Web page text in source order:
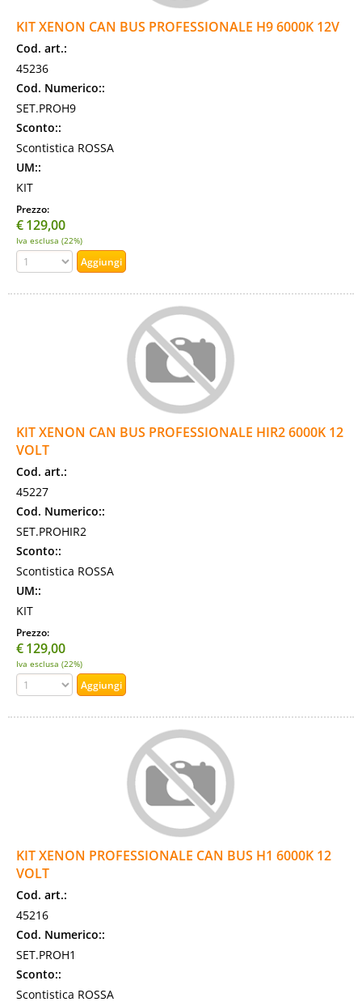
KIT XENON CAN BUS PROFESSIONALE H9 6000K 12V
Cod. art.:
45236
Cod. Numerico::
SET.PROH9
Sconto::
Scontistica ROSSA
UM::
KIT
Prezzo:
€129,00
Iva esclusa (22%)
KIT XENON CAN BUS PROFESSIONALE HIR2 6000K 12
VOLT
Cod. art.:
45227
Cod. Numerico::
SET.PROHIR2
Sconto::
Scontistica ROSSA
UM::
KIT
Prezzo:
€129,00
Iva esclusa (22%)
KIT XENON PROFESSIONALE CAN BUS H1 6000K 12
VOLT
Cod. art.:
45216
Cod. Numerico::
SET.PROH1
Sconto::
Scontistica ROSSA